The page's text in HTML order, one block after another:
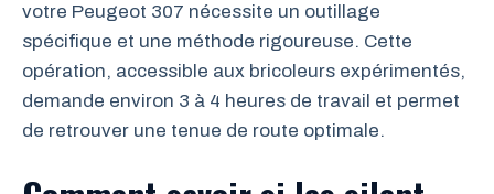
votre Peugeot 307 nécessite un outillage
spécifique et une méthode rigoureuse. Cette
opération, accessible aux bricoleurs expérimentés,
demande environ 3 à 4 heures de travail et permet
de retrouver une tenue de route optimale.